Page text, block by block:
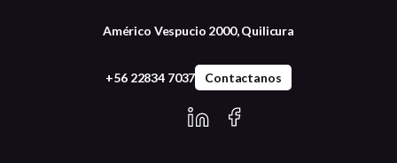
Américo Vespucio 2000, Quilicura
+56 22834 7037 Contactanos